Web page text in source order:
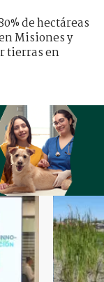
de hectáreas
Misiones y
tierras en